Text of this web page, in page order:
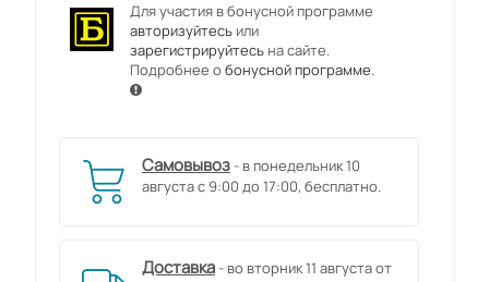
Для участия в бонусной программе
авторизуйтесьили
зарегистрируйтесьна сайте.
Подробнее обонусной программе.
Самовывоз - в понедельник 10
августа с 9:00 до 17:00, бесплатно.
Доставка - во вторник 11 августа от